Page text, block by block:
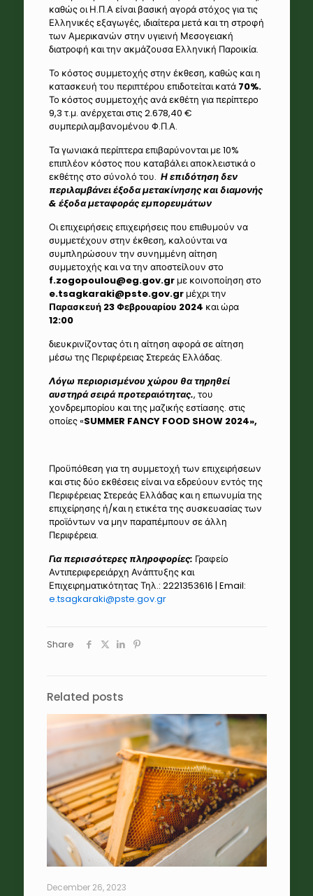
καθώς οι Η.Π.Α είναι βασική αγορά στόχος για τις
Ελληνικές εξαγωγές, ιδιαίτερα μετά και τη στροφή
των Αμερικανών στην υγιεινή Μεσογειακή
διατροφή και την ακμάζουσα Ελληνική Παροικία.
Το κόστος συμμετοχής στην έκθεση, καθώς και η
κατασκευή του περιπτέρου επιδοτείται κατά 70%.
Το κόστος συμμετοχής ανά εκθέτη για περίπτερο
9,3 τ.μ. ανέρχεται στις 2.678,40 €
συμπεριλαμβανομένου Φ.Π.Α.
Τα γωνιακά περίπτερα επιβαρύνονται με 10%
επιπλέον κόστος που καταβάλει αποκλειστικά ο
εκθέτης στο σύνολό του. Η επιδότηση δεν
περιλαμβάνει έξοδα μετακίνησης και διαμονής
& έξοδα μεταφοράς εμπορευμάτων
Οι επιχειρήσεις επιχειρήσεις που επιθυμούν να
συμμετέχουν στην έκθεση, καλούνται να
συμπληρώσουν την συνημμένη αίτηση
συμμετοχής και να την αποστείλουν στο
f.zogopoulou@eg.gov.grμε κοινοποίηση στο
e.tsagkaraki@pste.gov.grμέχρι την
Παρασκευή 23 Φεβρουαρίου 2024 και ώρα
12:00
διευκρινίζοντας ότι η αίτηση αφορά σε αίτηση
μέσω της Περιφέρειας Στερεάς Ελλάδας.
Λόγω περιορισμένου χώρου θα τηρηθεί
αυστηρά σειρά προτεραιότητας., του
χονδρεμπορίου και της μαζικής εστίασης. στις
οποίες «SUMMER FANCY FOOD SHOW2024»,
Προϋπόθεση για τη συμμετοχή των επιχειρήσεων
και στις δύο εκθέσεις είναι να εδρεύουν εντός της
Περιφέρειας Στερεάς Ελλάδας και η επωνυμία της
επιχείρησης ή/και η ετικέτα της συσκευασίας των
προϊόντων να μην παραπέμπουν σε άλλη
Περιφέρεια.
Για περισσότερες πληροφορίες: Γραφείο
Αντιπεριφερειάρχη Ανάπτυξης και
Επιχειρηματικότητας Τηλ.: 2221353616 | Email:
e.tsagkaraki@pste.gov.gr
Share
Related posts
December 26, 2023